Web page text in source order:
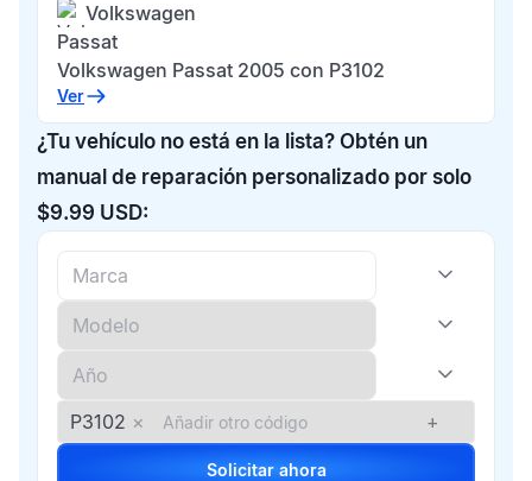
Volkswagen
Passat
Volkswagen Passat 2005 con P3102
Ver
¿Tu vehículo no está en la lista? Obtén un
manual de reparación personalizado por solo
$9.99 USD:
P3102 × +
Solicitar ahora